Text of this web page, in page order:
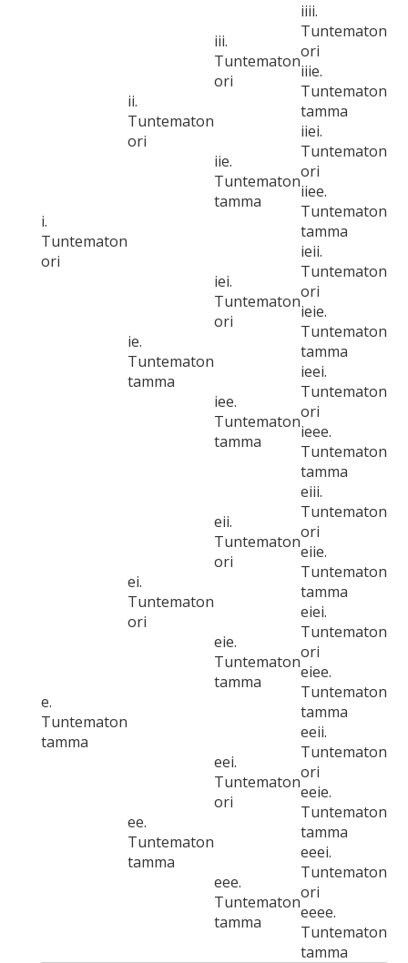
i.
Tuntematon
ori
ii.
Tuntematon
ori
iii.
Tuntematon
ori
iiii.
Tuntematon
ori
iiie.
Tuntematon
tamma
iie.
Tuntematon
tamma
iiei.
Tuntematon
ori
iiee.
Tuntematon
tamma
ie.
Tuntematon
tamma
iei.
Tuntematon
ori
ieii.
Tuntematon
ori
ieie.
Tuntematon
tamma
iee.
Tuntematon
tamma
ieei.
Tuntematon
ori
ieee.
Tuntematon
tamma
e.
Tuntematon
tamma
ei.
Tuntematon
ori
eii.
Tuntematon
ori
eiii.
Tuntematon
ori
eiie.
Tuntematon
tamma
eie.
Tuntematon
tamma
eiei.
Tuntematon
ori
eiee.
Tuntematon
tamma
ee.
Tuntematon
tamma
eei.
Tuntematon
ori
eeii.
Tuntematon
ori
eeie.
Tuntematon
tamma
eee.
Tuntematon
tamma
eeei.
Tuntematon
ori
eeee.
Tuntematon
tamma